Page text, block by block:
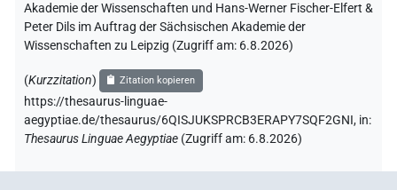
Akademie der Wissenschaften und Hans-Werner Fischer-Elfert &
Peter Dils im Auftrag der Sächsischen Akademie der
Wissenschaften zu Leipzig (Zugriff am: 6.8.2026)
(Kurzzitation) Zitation kopieren
https://thesaurus-linguae-
aegyptiae.de/thesaurus/6QISJUKSPRCB3ERAPY7SQF2GNI, in:
Thesaurus Linguae Aegyptiae (Zugriff am: 6.8.2026)